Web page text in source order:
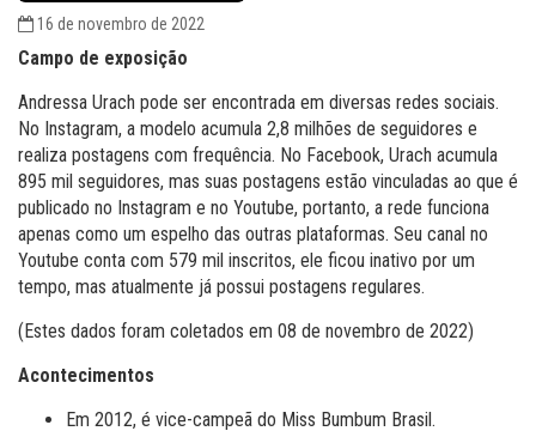
16 de novembro de 2022
Campo de exposição
Andressa Urach pode ser encontrada em diversas redes sociais.
No Instagram, a modelo acumula 2,8 milhões de seguidores e
realiza postagens com frequência. No Facebook, Urach acumula
895 mil seguidores, mas suas postagens estão vinculadas ao que é
publicado no Instagram e no Youtube, portanto, a rede funciona
apenas como um espelho das outras plataformas. Seu canal no
Youtube conta com 579 mil inscritos, ele ficou inativo por um
tempo, mas atualmente já possui postagens regulares.
(Estes dados foram coletados em 08 de novembro de 2022)
Acontecimentos
Em 2012, é vice-campeã do Miss Bumbum Brasil.